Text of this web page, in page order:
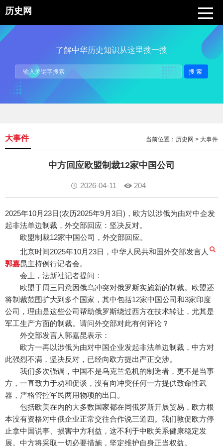
历史网
了解中华历史知识从这里搜一搜
搜索
当前位置： 历史网 > 大事件
大事件
中方回应欧盟制裁12家中国公司
2026-04-11 204
2025年10月23日(农历2025年9月3日)，欧方以涉俄为由对中企发
起非法单边制裁，外交部回应：坚决反对。
欧盟制裁12家中国公司，外交部回应。
北京时间2025年10月23日，中华人民共和国外交部发言人
郭嘉昆主持例行记者会。
会上，法新社记者提问：
欧盟于周三同意因俄乌冲突对俄罗斯实施新的制裁。欧盟还
将制裁范围扩大到多个国家，其中包括12家中国公司和3家印度
公司，理由是这些公司帮助俄罗斯绕过西方在技术转让，尤其是
军工生产方面的制裁。请问外交部对此有何评论？
外交部发言人郭嘉昆表示：
欧方一再以涉俄为由对中国企业发起非法单边制裁，中方对
此强烈不满，坚决反对，已经向欧方提出严正交涉。
我们多次强调，中国不是乌克兰危机的制造者，更不是当事
方，一直致力于劝和促谈，没有向冲突任何一方提供致命性武
器，严格管控军民两用物项的出口。
包括欧美在内的大多数国家都在同俄罗斯开展贸易，欧方根
本没有资格对中俄企业正常交往合作说三道四。我们敦促欧方停
止拿中国说事、损害中方利益，这不利于中欧关系健康稳定发
展。中方将采取一切必要措施，坚定维护自身正当权益。